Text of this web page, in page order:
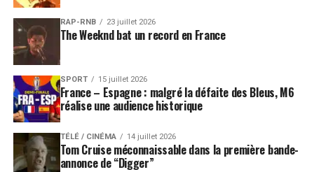
RAP-RNB 23 juillet 2026
The Weeknd bat un record en France
SPORT 15 juillet 2026
France – Espagne : malgré la défaite des Bleus, M6
réalise une audience historique
TÉLÉ / CINÉMA 14 juillet 2026
Tom Cruise méconnaissable dans la première bande-
annonce de “Digger”